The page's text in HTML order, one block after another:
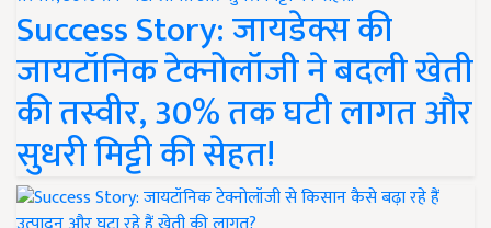
Success Story: जायडेक्स की
जायटॉनिक टेक्नोलॉजी ने बदली खेती
की तस्वीर, 30% तक घटी लागत और
सुधरी मिट्टी की सेहत!